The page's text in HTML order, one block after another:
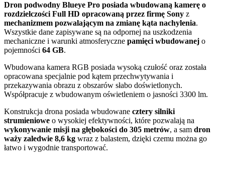
Dron podwodny Blueye Pro posiada wbudowaną kamerę o
rozdzielczości Full HD opracowaną przez firmę Sony z
mechanizmem pozwalającym na zmianę kąta nachylenia.
Wszystkie dane zapisywane są na odpornej na uszkodzenia
mechaniczne i warunki atmosferyczne pamięci wbudowanej o
pojemności 64 GB.
Wbudowana kamera RGB posiada wysoką czułość oraz została
opracowana specjalnie pod kątem przechwytywania i
przekazywania obrazu z obszarów słabo doświetlonych.
Współpracuje z wbudowanym oświetleniem o jasności 3300 lm.
Konstrukcja drona posiada wbudowane cztery silniki
strumieniowe o wysokiej efektywności, które pozwalają na
wykonywanie misji na głębokości do 305 metrów, a sam dron
waży zaledwie 8,6 kg wraz z balastem, dzięki czemu można go
łatwo i wygodnie transportować.